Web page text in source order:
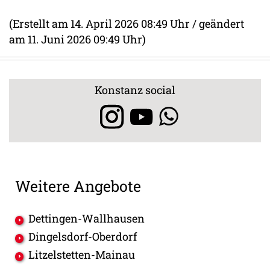
(Erstellt am 14. April 2026 08:49 Uhr / geändert
am 11. Juni 2026 09:49 Uhr)
Konstanz social
Weitere Angebote
Dettingen-Wallhausen
Dingelsdorf-Oberdorf
Litzelstetten-Mainau